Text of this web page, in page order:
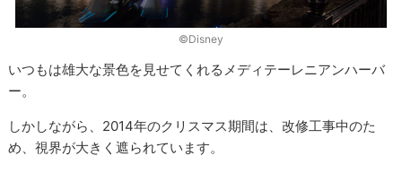
©Disney
いつもは雄大な景色を見せてくれるメディテーレニアンハーバ
ー。
しかしながら、2014年のクリスマス期間は、改修工事中のた
め、視界が大きく遮られています。